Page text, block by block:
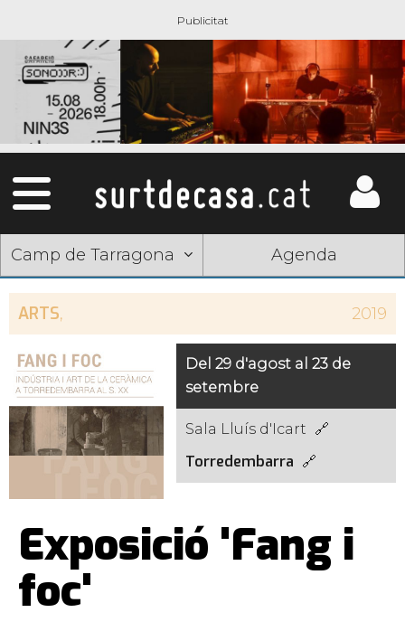
Camp de Tarragona Agenda
ARTS, 2019
Del 29 d'agost al 23 de
setembre
Sala Lluís d'Icart
Torredembarra
Exposició 'Fang i
foc'